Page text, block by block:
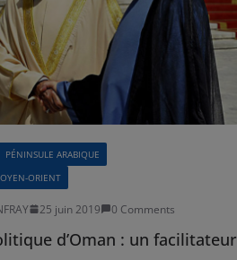
PÉNINSULE ARABIQUE
ORIENT
25 juin 2019 0 Comments
d’Oman : un facilitateur